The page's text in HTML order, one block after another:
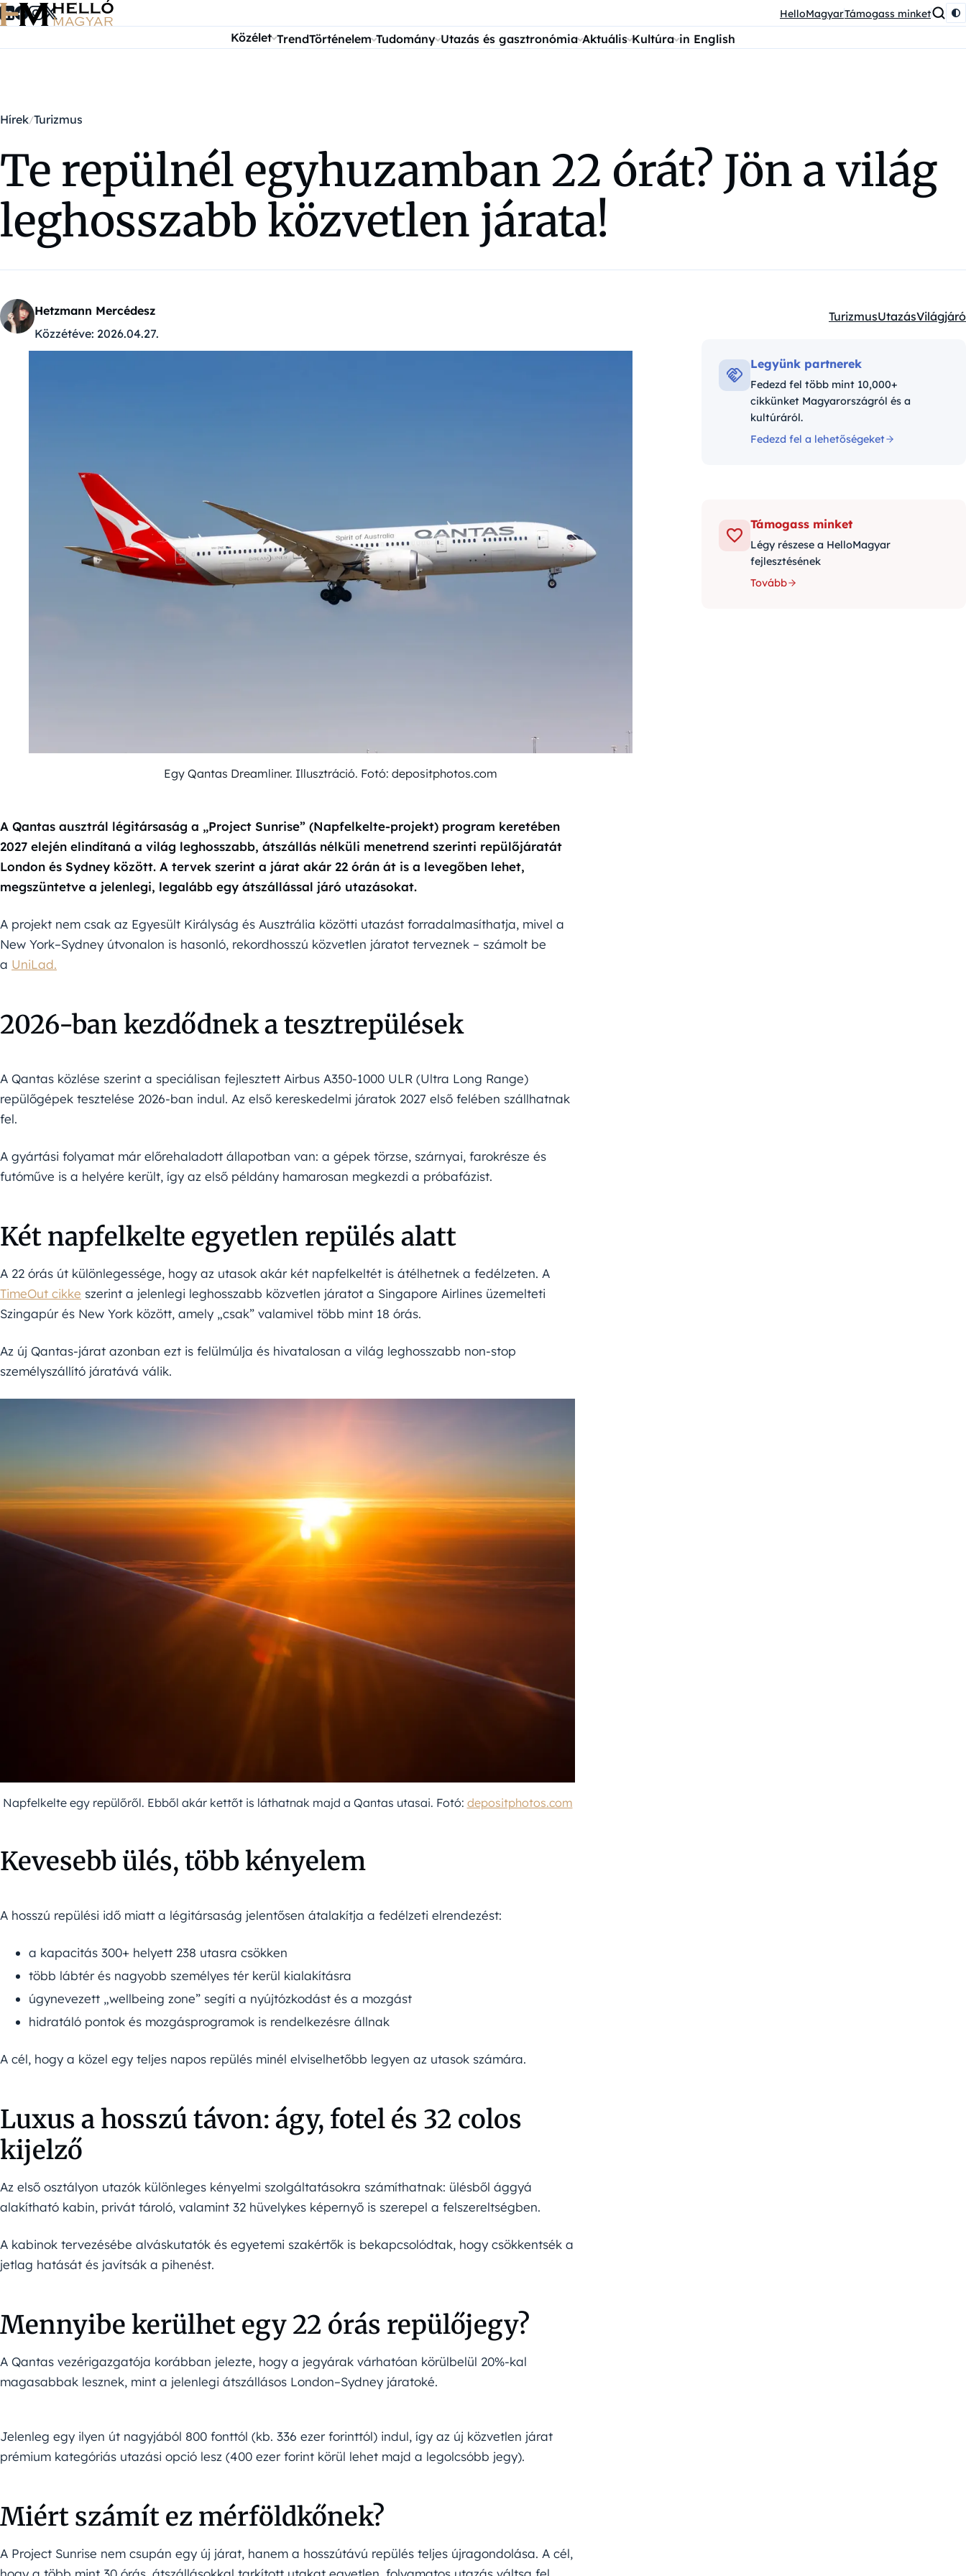
Ugrás a tartalomra HelloMagyarTámogass minket
Közélet TrendTörténelem Tudomány Utazás és gasztronómia Aktuális Kultúra in English
Hírek Turizmus
Te repülnél egyhuzamban 22 órát? Jön a világ
leghosszabb közvetlen járata!
Hetzmann Mercédesz
Közzétéve: 2026.04.27.
Kategóriák:
TurizmusUtazásVilágjáró
Egy Qantas Dreamliner. Illusztráció. Fotó: depositphotos.com
A Qantas ausztrál légitársaság a „Project Sunrise” (Napfelkelte-projekt) program keretében
2027 elején elindítaná a világ leghosszabb, átszállás nélküli menetrend szerinti repülőjáratát
London és Sydney között. A tervek szerint a járat akár 22 órán át is a levegőben lehet,
megszüntetve a jelenlegi, legalább egy átszállással járó utazásokat.
A projekt nem csak az Egyesült Királyság és Ausztrália közötti utazást forradalmasíthatja, mivel a
New York–Sydney útvonalon is hasonló, rekordhosszú közvetlen járatot terveznek – számolt be
a UniLad.
2026-ban kezdődnek a tesztrepülések
A Qantas közlése szerint a speciálisan fejlesztett Airbus A350-1000 ULR (Ultra Long Range)
repülőgépek tesztelése 2026-ban indul. Az első kereskedelmi járatok 2027 első felében szállhatnak
fel.
A gyártási folyamat már előrehaladott állapotban van: a gépek törzse, szárnyai, farokrésze és
futóműve is a helyére került, így az első példány hamarosan megkezdi a próbafázist.
Két napfelkelte egyetlen repülés alatt
A 22 órás út különlegessége, hogy az utasok akár két napfelkeltét is átélhetnek a fedélzeten. A
TimeOut cikke szerint a jelenlegi leghosszabb közvetlen járatot a Singapore Airlines üzemelteti
Szingapúr és New York között, amely „csak” valamivel több mint 18 órás.
Az új Qantas-járat azonban ezt is felülmúlja és hivatalosan a világ leghosszabb non-stop
személyszállító járatává válik.
Napfelkelte egy repülőről. Ebből akár kettőt is láthatnak majd a Qantas utasai. Fotó: depositphotos.com
Kevesebb ülés, több kényelem
A hosszú repülési idő miatt a légitársaság jelentősen átalakítja a fedélzeti elrendezést:
a kapacitás 300+ helyett 238 utasra csökken
több lábtér és nagyobb személyes tér kerül kialakításra
úgynevezett „wellbeing zone” segíti a nyújtózkodást és a mozgást
hidratáló pontok és mozgásprogramok is rendelkezésre állnak
A cél, hogy a közel egy teljes napos repülés minél elviselhetőbb legyen az utasok számára.
Luxus a hosszú távon: ágy, fotel és 32 colos
kijelző
Az első osztályon utazók különleges kényelmi szolgáltatásokra számíthatnak: ülésből ággyá
alakítható kabin, privát tároló, valamint 32 hüvelykes képernyő is szerepel a felszereltségben.
A kabinok tervezésébe alváskutatók és egyetemi szakértők is bekapcsolódtak, hogy csökkentsék a
jetlag hatását és javítsák a pihenést.
Mennyibe kerülhet egy 22 órás repülőjegy?
A Qantas vezérigazgatója korábban jelezte, hogy a jegyárak várhatóan körülbelül 20%-kal
magasabbak lesznek, mint a jelenlegi átszállásos London–Sydney járatoké.
Jelenleg egy ilyen út nagyjából 800 fonttól (kb. 336 ezer forinttól) indul, így az új közvetlen járat
prémium kategóriás utazási opció lesz (400 ezer forint körül lehet majd a legolcsóbb jegy).
Miért számít ez mérföldkőnek?
A Project Sunrise nem csupán egy új járat, hanem a hosszútávú repülés teljes újragondolása. A cél,
Legyünk partnerek
Fedezd fel több mint 10,000+
cikkünket Magyarországról és a
kultúráról.
Fedezd fel a lehetőségeket
Támogass minket
Légy részese a HelloMagyar
fejlesztésének
Tovább